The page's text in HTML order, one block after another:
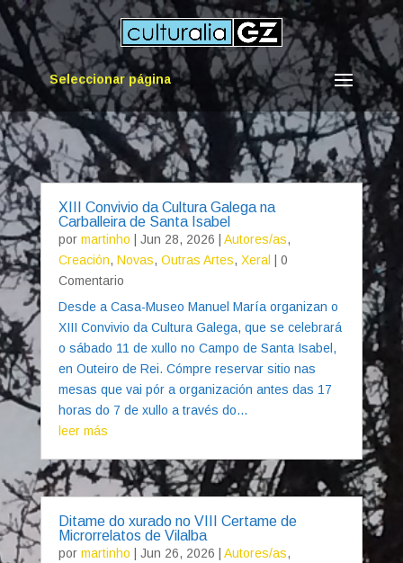
Seleccionar página
XIII Convivio da Cultura Galega na
Carballeira de Santa Isabel
por martinho Jun 28, 2026 Autores/as,
Creación, Novas, Outras Artes, Xeral
| 0
Comentario
Desde a Casa-Museo Manuel María organizan o
XIII Convivio da Cultura Galega, que se celebrará
o sábado 11 de xullo no Campo de Santa Isabel,
en Outeiro de Rei. Cómpre reservar sitio nas
mesas que vai pór a organización antes das 17
horas do 7 de xullo a través do...
leer más
Ditame do xurado no VIII Certame de
Microrrelatos de Vilalba
por martinho Jun 26, 2026 Autores/as,